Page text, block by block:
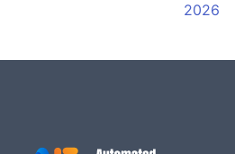
2026